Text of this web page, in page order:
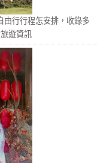
由行行程怎安排，收錄多
遊資訊